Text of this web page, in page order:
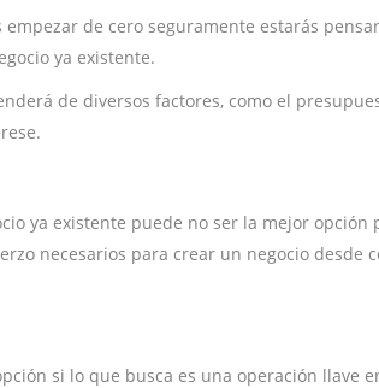
de cero seguramente estarás
ya existente.
de diversos factores, como el
ya existente puede no ser la mejor opción
necesarios para crear un negocio desde
si lo que busca es una operación llave